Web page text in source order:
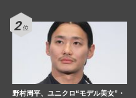
野村周平、ユニクロ“モデル美女”・